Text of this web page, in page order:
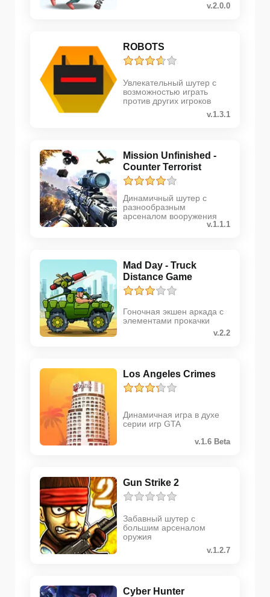
v.2.0.0
ROBOTS
Увлекательный шутер с
возможностью играть
против других игроков
v.1.3.1
Mission Unfinished -
Counter Terrorist
Динамичный шутер с
разнообразным
арсеналом вооружения
v.1.1.1
Mad Day - Truck
Distance Game
Гоночная экшен аркада с
элементами прокачки
v.2.2
Los Angeles Crimes
Динамичная игра в духе
серии игр GTA
v.1.6 Beta
Gun Strike 2
Забавный шутер с
большим арсеналом
оружия
v.1.2.7
Cyber Hunter